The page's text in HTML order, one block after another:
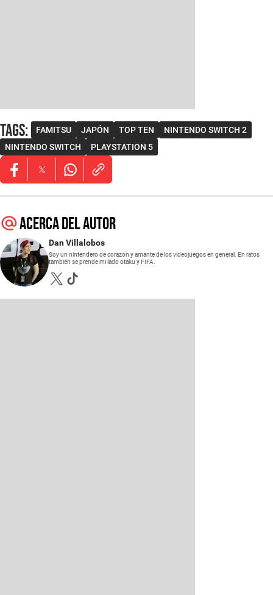
Tags: FAMITSU JAPÓN TOP TEN
NINTENDO SWITCH 2
NINTENDO SWITCH
PLAYSTATION 5
Opens in new window
Opens in new window
Opens in new window
Acerca del autor
Dan Villalobos
Soy un nintendero de corazón y amante de los videojuegos en general. En ratos
también se prende mi lado otaku y FIFA.
Opens in new window
Opens in new window